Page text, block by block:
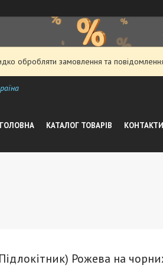
обробляти замовлення та
ГОЛОВНА КАТАЛОГ ТОВАРІВ КОНТАКТИ
Рожева на